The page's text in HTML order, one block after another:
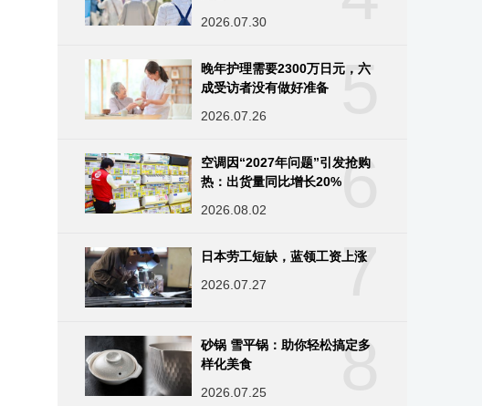
2026.07.30
5
晚年护理需要2300万日元，六
成受访者没有做好准备
2026.07.26
6
空调因“2027年问题”引发抢购
热：出货量同比增长20%
2026.08.02
7
日本劳工短缺，蓝领工资上涨
2026.07.27
8
砂锅 雪平锅：助你轻松搞定多
样化美食
2026.07.25